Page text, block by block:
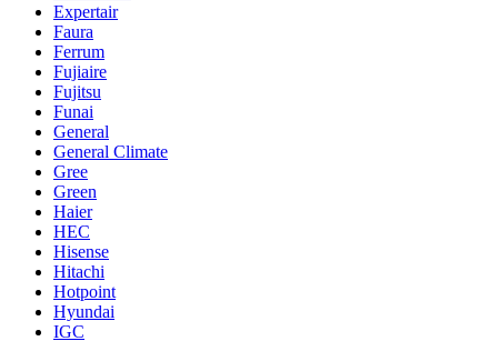
Expertair
Faura
Ferrum
Fujiaire
Fujitsu
Funai
General
General Climate
Gree
Green
Haier
HEC
Hisense
Hitachi
Hotpoint
Hyundai
IGC